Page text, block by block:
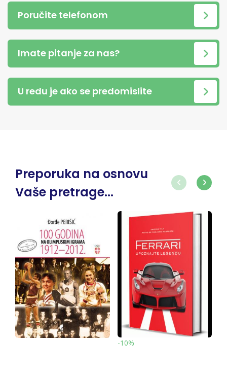
Poručite telefonom
Imate pitanje za nas?
U redu je ako se predomislite
Preporuka na osnovu
Vaše pretrage...
-10%